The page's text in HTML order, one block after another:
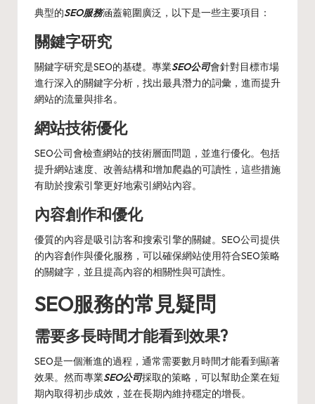
典型的SEO服務涵蓋範圍廣泛，以下是一些主要項目：
關鍵字研究
關鍵字研究是SEO的基礎。專業SEO公司會針對目標市場
進行深入的關鍵字分析，找出最具潛力的詞彙，進而提升
網站的流量與排名。
網站技術優化
SEO公司會檢查網站的技術層面問題，並進行優化。包括
提升網站速度、改善結構和增加爬蟲的可讀性，這些措施
有助於搜索引擎更好地索引網站內容。
內容創作和優化
優質的內容是吸引訪客和搜索引擎的關鍵。SEO公司提供
的內容創作與優化服務，可以確保網站使用符合SEO策略
的關鍵字，並且提高內容的相關性與可讀性。
SEO服務的常見疑問
需要多長時間才能看到效果?
SEO是一個漸進的過程，通常需要數月時間才能看到顯著
效果。然而專業SEO公司採取的策略，可以幫助企業在短
期內取得初步成效，並在長期內維持穩定的增長。